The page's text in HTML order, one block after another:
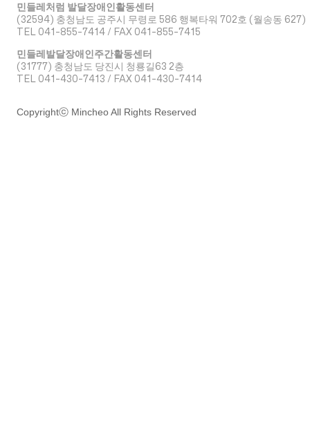
민들레처럼 발달장애인활동센터
(32594) 충청남도 공주시 무령로 586 행복타워 702호 (월송동 627)
TEL 041-855-7414 / FAX 041-855-7415
민들레발달장애인주간활동센터
(31777) 충청남도 당진시 청룡길63 2층
TEL 041-430-7413 / FAX 041-430-7414
Copyrightⓒ Mincheo All Rights Reserved